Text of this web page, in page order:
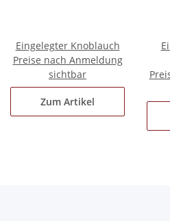
Eingelegter Knoblauch
Preise nach Anmeldung
sichtbar
Zum Artikel